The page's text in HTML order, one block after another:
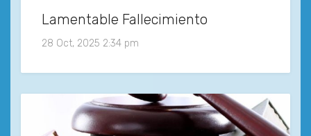
Lamentable Fallecimiento
28 Oct, 2025 2:34 pm